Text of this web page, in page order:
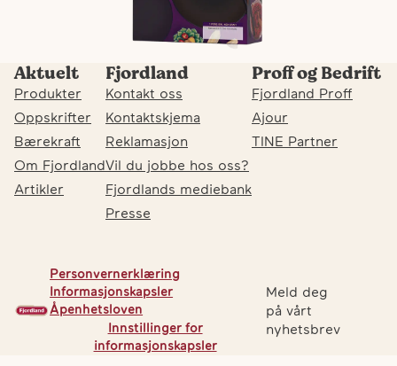
Aktuelt
Produkter
Oppskrifter
Bærekraft
Om Fjordland
Artikler
Fjordland
Kontakt oss
Kontaktskjema
Reklamasjon
Vil du jobbe hos oss?
Fjordlands mediebank
Presse
Proff og Bedrift
Fjordland Proff
Ajour
TINE Partner
Personvernerklæring
Informasjonskapsler
Åpenhetsloven
Innstillinger for
informasjonskapsler
Meld deg
på vårt
nyhetsbrev